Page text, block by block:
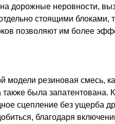
дорожные неровности,
стоящими блоками,
позволяют им более
модели резиновая смесь,
была запатентована.
сцепление без ущерба
благодаря